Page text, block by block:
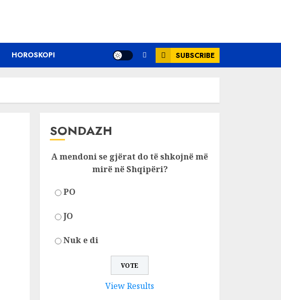
HOROSKOPI SUBSCRIBE
SONDAZH
A mendoni se gjërat do të shkojnë më
mirë në Shqipëri?
PO
JO
Nuk e di
View Results